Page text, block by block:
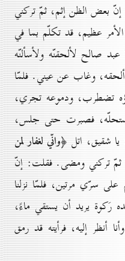
إنّ بعض الظن إثم، ثمّ تركني
عظيم، قد تكلّم بما في
صالح لألحقنّه ولأسألنّه
وغاب عن عيني. فلمّا
تضطرب، ودموعه تجري،
فصبرت حتى جلس،
يا شقيق، اتل ﴿وانّي لغفار لمن
ثمّ تركني ومضى. فقلت: إنّ
سرّي مرتين، فلمّا نزلنا
رَكوة يريد أن يستقي ماءً،
أنظر إليه، فرأيته قد رمق